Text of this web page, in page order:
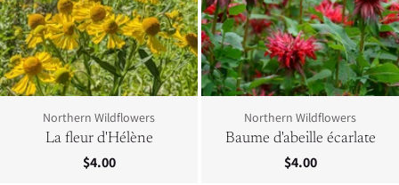
Northern Wildflowers
La fleur d'Hélène
$4.00
Northern Wildflowers
Baume d'abeille écarlate
$4.00